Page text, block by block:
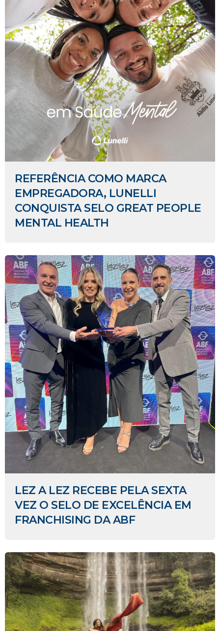
REFERÊNCIA COMO MARCA
EMPREGADORA, LUNELLI
CONQUISTA SELO GREAT PEOPLE
MENTAL HEALTH
LEZ A LEZ RECEBE PELA SEXTA
VEZ O SELO DE EXCELÊNCIA EM
FRANCHISING DA ABF